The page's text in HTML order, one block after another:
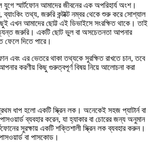
তথ্য, জরুরি কন্টাক্ট নম্বর থেকে শুরু করে সোশ্যাল
এখন আমাদের ছোট্ট এই ডিভাইসে সংরক্ষিত থাকে। তাই
জরুরি। একটি ছোট ভুল বা অসচেতনতা আপনার
দিতে পারে।
এবং এর ভেতরে থাকা তথ্যকে সুরক্ষিত রাখতে চান, তবে
আপনার করণীয় কিছু গুরুত্বপূর্ণ বিষয় নিয়ে আলোচনা করা
ধাপ হলো একটি স্ক্রিন লক। অনেকেই সহজ প্যাটার্ন বা
ব্যবহার করেন, যা হ্যাকার বা চোরের জন্য অনুমান
সুরক্ষায় একটি শক্তিশালী স্ক্রিন লক ব্যবহার করুন।
বা পাসকোড।